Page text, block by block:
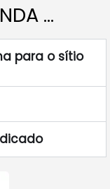
...
para o sítio